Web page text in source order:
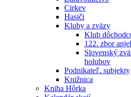
Cirkev
Hasiči
Kluby a zväzy
Klub
122. zbor
Slovenský
holubov
Podnikateľ. subjekty
Knižnica
Kniha Hôrka